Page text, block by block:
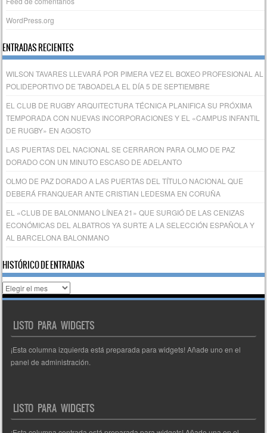
WordPress.org
ENTRADAS RECIENTES
WILSON TAVARES LLEVARÁ POR PIMERA VEZ EL BOXEO PROFESIONAL AL
POLIDEPORTIVO DE TABOADELA EL DÍA 5 DE SEPTIEMBRE
EL CLUB DE RUGBY ARQUITECTURA TÉCNICA PLANIFICA SU PRÓXIMA
TEMPORADA CON NUEVAS INCORPORACIONES Y EL «CAMPUS INFANTIL
DE RUGBY» EN AGOSTO
LAS PUERTAS DEL NACIONAL SE CERRARON PARA OLMO DE PAZ
DORADO CON UN MINUTO ESCASO DE ADELANTO
OLMO DE PAZ DORADO A LAS PUERTAS DEL TÍTULO NACIONAL QUE
DEBERÁ FRANQUEAR ANTE CRISTIAN LEDESMA EN CORUÑA
EL «CLUB DE BALONMANO LÍNEA 21» QUE SURGIÓ DE LAS CENIZAS
ECONÓMICAS DEL ALBATROS YA SURTE A LA SELECCIÓN ESPAÑOLA Y
AL BARCELONA BALONMANO
HISTÓRICO DE ENTRADAS
Histórico
de
LISTO PARA WIDGETS
¡Esta columna izquierda está preparada para widgets! Añade uno en el
panel de administración.
LISTO PARA WIDGETS